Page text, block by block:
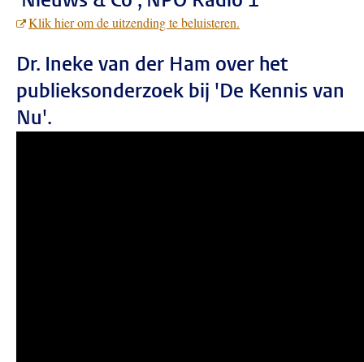
Klik hier om de uitzending te beluisteren.
Dr. Ineke van der Ham over het
publieksonderzoek bij 'De Kennis van
Nu'.